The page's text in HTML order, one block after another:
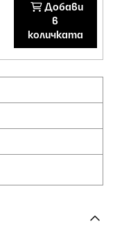
Добави
в
количката